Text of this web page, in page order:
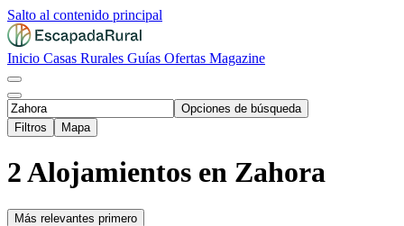
Salto al contenido principal
Inicio Casas Rurales Guías Ofertas Magazine
Opciones de búsqueda
Filtros
Mapa
2 Alojamientos en Zahora
Más relevantes primero